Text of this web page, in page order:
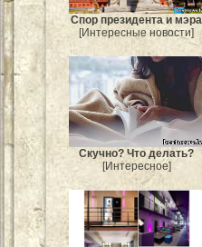
Спор президента и мэра
[Интересные новости]
Скучно? Что делать?
[Интересное]